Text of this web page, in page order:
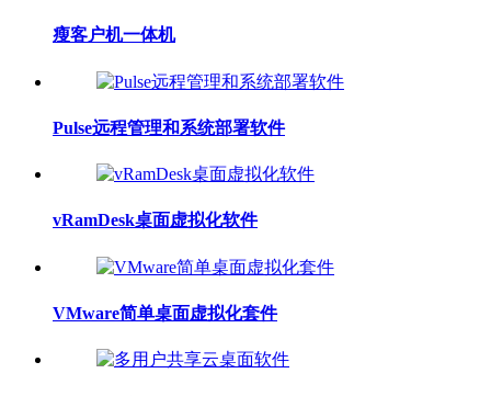
瘦客户机一体机
Pulse远程管理和系统部署软件
vRamDesk桌面虚拟化软件
VMware简单桌面虚拟化套件